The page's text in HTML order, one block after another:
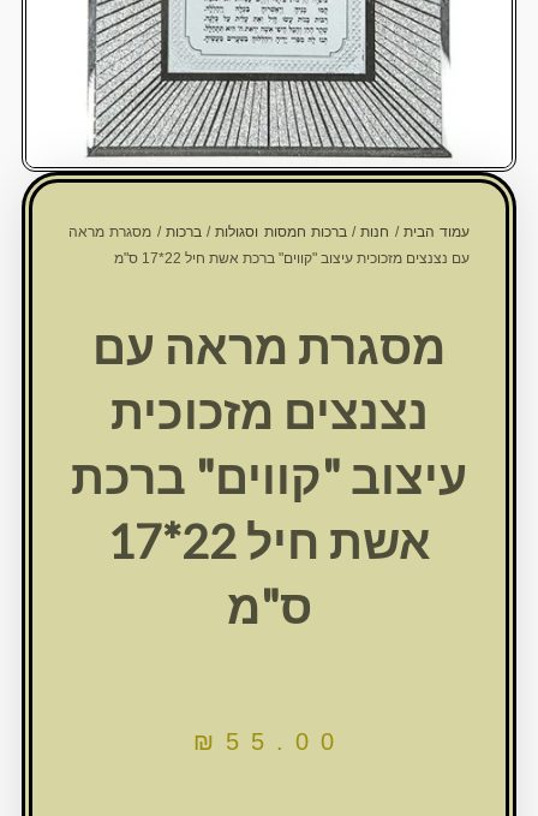
עמוד הבית/חנות/ברכות חמסות וסגולות/ברכות/ מסגרת מראה
עם נצנצים מזכוכית עיצוב "קווים" ברכת אשת חיל 22*17 ס"מ
מסגרת מראה עם
נצנצים מזכוכית
עיצוב "קווים" ברכת
אשת חיל 22*17
ס"מ
₪ 55.00